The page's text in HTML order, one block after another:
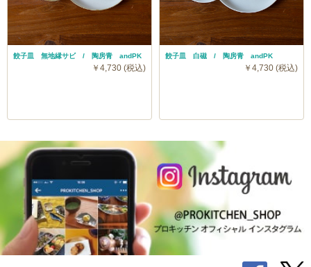
餃子皿 無地縁サビ / 陶房青 andPK
￥4,730 (税込)
餃子皿 白磁 / 陶房青 andPK
￥4,730 (税込)